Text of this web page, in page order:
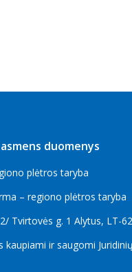
duomenys
plėtros taryba
– regiono plėtros taryba
Tvirtovės g. 1 Alytus, LT-
kaupiami ir saugomi